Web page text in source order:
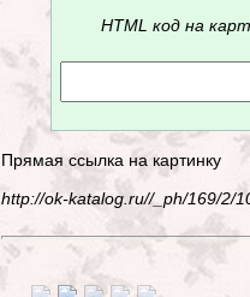
HTML код на
Прямая ссылка на картинку
http://ok-katalog.ru//_ph/169/2/